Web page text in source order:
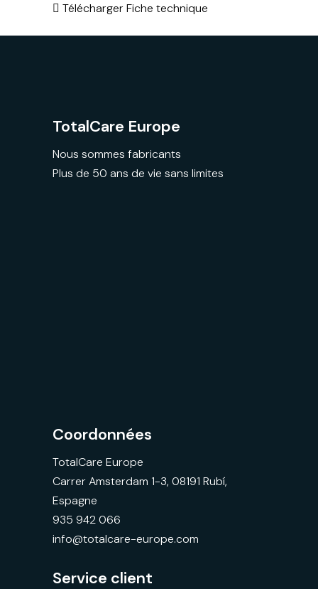
Télécharger Fiche technique
TotalCare Europe
Nous sommes fabricants
Plus de 50 ans de vie sans limites
Coordonnées
TotalCare Europe
Carrer Amsterdam 1-3, 08191 Rubí,
Espagne
935 942 066
info@totalcare-europe.com
Service client